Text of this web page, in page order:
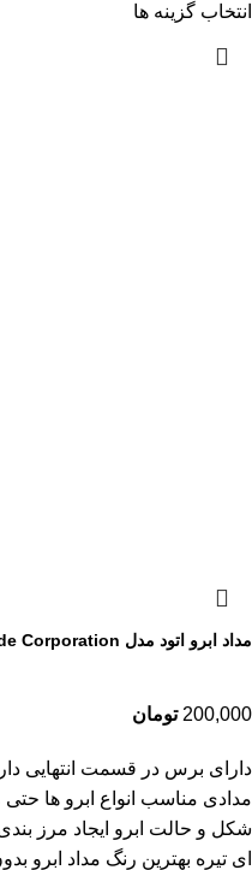
انتخاب گزینه ها
مداد ابرو اتود مدل Etude Corporation شماره ۳۱
200,000 تومان
دارای برس در قسمت انتهایی
مدادی مناسب انواع ابرو ها
ای تیره بهترين رنگ مداد ابرو